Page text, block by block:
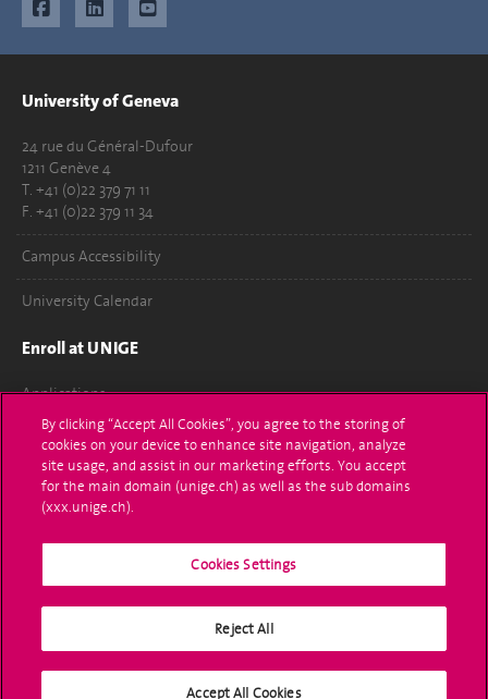
University of Geneva
24 rue du Général-Dufour
1211 Genève 4
T. +41 (0)22 379 71 11
F. +41 (0)22 379 11 34
Campus Accessibility
University Calendar
Enroll at UNIGE
Applications
Administrative procedures
Ask a question
By clicking “Accept All Cookies”, you agree to the storing of
cookies on your device to enhance site navigation, analyze
site usage, and assist in our marketing efforts. You accept
for the main domain (unige.ch) as well as the sub domains
(xxx.unige.ch).
Cookies Settings
Reject All
Accept All Cookies